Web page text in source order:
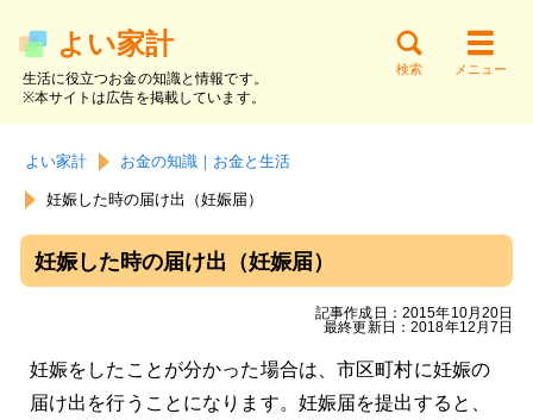
よい家計
生活に役立つお金の知識と情報です。
※本サイトは広告を掲載しています。
メニュー
検索
サイト内検索
お金の知識 貯金と家計
働く・副業 資産運用
よい家計 お金の知識｜お金と生活
妊娠した時の届け出（妊娠届）
妊娠した時の届け出（妊娠届）
記事作成日：2015年10月20日
最終更新日：2018年12月7日
妊娠をしたことが分かった場合は、市区町村に妊娠の
届け出を行うことになります。妊娠届を提出すると、